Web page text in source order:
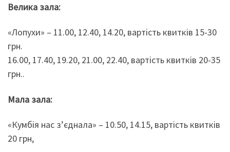
Велика зала:
«Лопухи» – 11.00, 12.40, 14.20, вартість квитків 15-30
грн.
16.00, 17.40, 19.20, 21.00, 22.40, вартість квитків 20-35
грн..
Мала зала:
«Кумбія нас з’єднала» – 10.50, 14.15, вартість квитків
20 грн,